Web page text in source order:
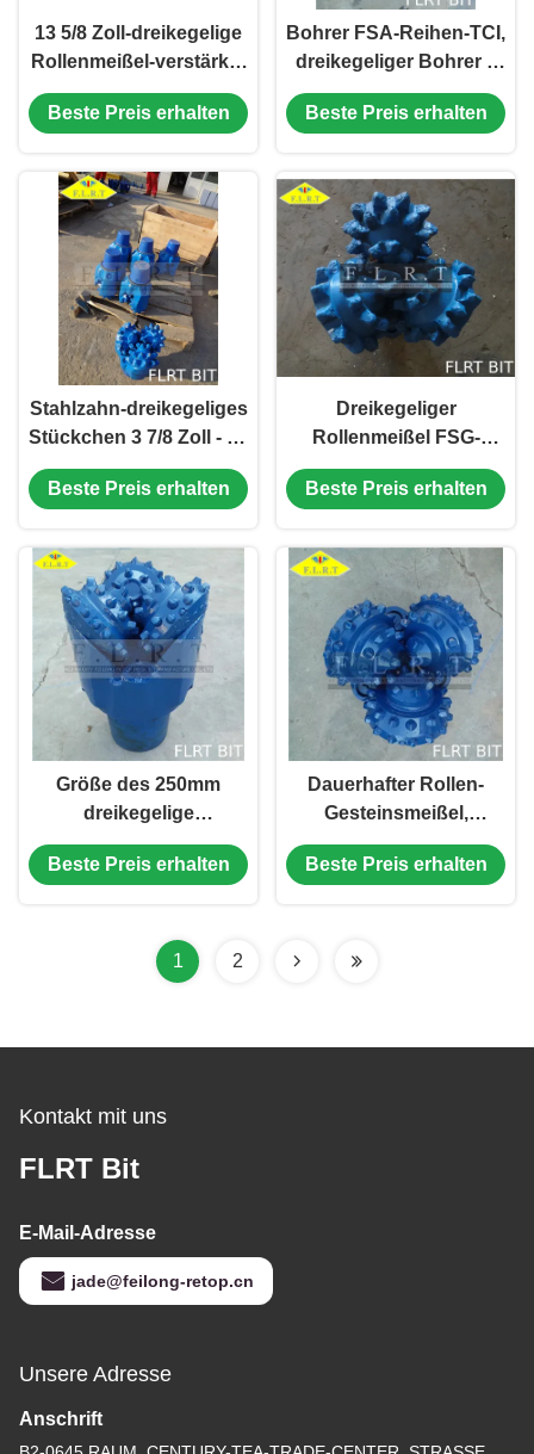
13 5/8 Zoll-dreikegelige
Rollenmeißel-verstärkte
Messgerät-Schutz ISO
9001 anerkannt
Beste Preis erhalten
Bohrer FSA-Reihen-TCI,
dreikegeliger Bohrer 9
7/8 Blau-Farbe
FSA537G 02
Beste Preis erhalten
Stahlzahn-dreikegeliges
Stückchen 3 7/8 Zoll - 36
bewegen 12 1/4"
FSG124 06 90
Schritt fort
Beste Preis erhalten
Dreikegeliger
Rollenmeißel FSG-
Reihen-FLRT 12 1/4"
Stahl-Zahn-Stückchen
Beste Preis erhalten
Größe des 250mm
dreikegelige
Rollenmeißel-IADC 517
besonders angefertigt
Beste Preis erhalten
Dauerhafter Rollen-
Gesteinsmeißel,
dreikegeliges
Stückchen TCI mit
Beste Preis erhalten
1 2
Kontakt mit uns
FLRT Bit
E-Mail-Adresse
jade@feilong-retop.cn
Unsere Adresse
Anschrift